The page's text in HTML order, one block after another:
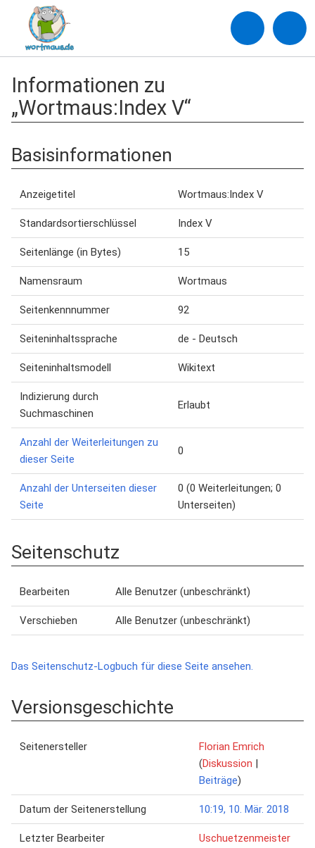
Informationen zu
„Wortmaus:Index V“
Basisinformationen
Anzeigetitel Wortmaus:Index V
Standardsortierschlüssel Index V
Seitenlänge (in Bytes) 15
Namensraum Wortmaus
Seitenkennnummer 92
Seiteninhaltssprache de - Deutsch
Seiteninhaltsmodell Wikitext
Indizierung durch
Suchmaschinen
Erlaubt
Anzahl der Weiterleitungen zu
dieser Seite
0
Anzahl der Unterseiten dieser
Seite
0 (0 Weiterleitungen; 0
Unterseiten)
Seitenschutz
Bearbeiten Alle Benutzer (unbeschränkt)
Verschieben Alle Benutzer (unbeschränkt)
Das Seitenschutz-Logbuch für diese Seite ansehen.
Versionsgeschichte
Seitenersteller
Florian Emrich
(Diskussion |
Beiträge)
Datum der Seitenerstellung 10:19, 10. Mär. 2018
Letzter Bearbeiter
Uschuetzenmeister